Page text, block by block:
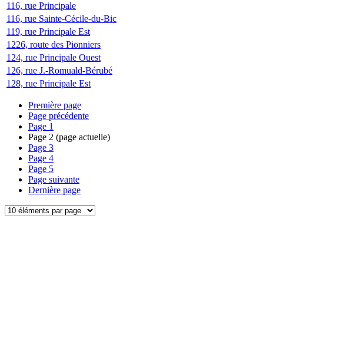
116, rue Principale
116, rue Sainte-Cécile-du-Bic
119, rue Principale Est
1226, route des Pionniers
124, rue Principale Ouest
126, rue J.-Romuald-Bérubé
128, rue Principale Est
Première page
Page précédente
Page 1
Page 2 (page actuelle)
Page 3
Page 4
Page 5
Page suivante
Dernière page